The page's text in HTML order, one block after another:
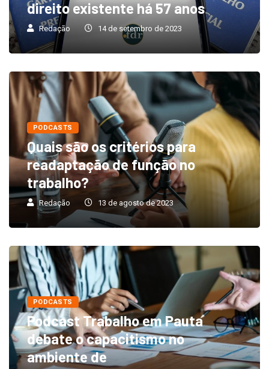
direito existente há 57 anos
Redação 14 de setembro de 2023
PODCASTS
Quais são os critérios para
readaptação de função no
trabalho?
Redação 13 de agosto de 2023
PODCASTS
Podcast Trabalho em Pauta
debate o capacitismo no
ambiente de